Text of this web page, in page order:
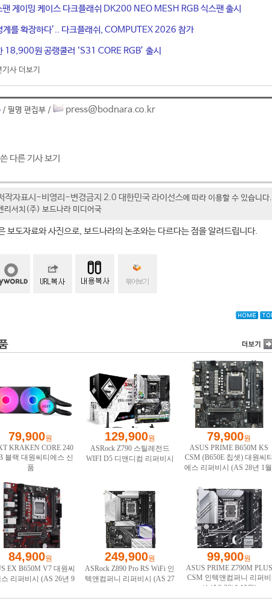
게이밍 케이스 다크플래쉬 DK200 NEO MESH RGB 식스팬 출시
계를 확장하다’.. 다크플래쉬, COMPUTEX 2026 참가
18,900원 공랭쿨러 ‘S31 CORE RGB’ 출시
사 더보기
/ 필명 편집부 / press@bodnara.co.kr
다른 기사 보기
작자표시-비영리-변경금지 2.0 대한민국 라이선스에 따라 이용할 수 있습니다.
서치(주) 보드나라 미디어국
보도자료와 사진으로, 보드나라의 논조와는 다르다는 점을 알려드립니다.